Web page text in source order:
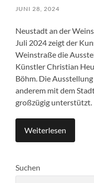
JUNI 28, 2024
Neustadt an der
Juli 2024 zeigt der
Weinstraße die
Künstler Christian
Böhm. Die
anderem mit dem
großzügig unterstützt.
Weiterlesen
Suchen